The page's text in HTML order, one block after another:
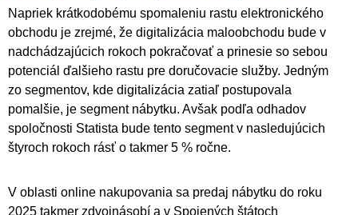
Napriek krátkodobému spomaleniu rastu elektronického
obchodu je zrejmé, že digitalizácia maloobchodu bude v
nadchádzajúcich rokoch pokračovať a prinesie so sebou
potenciál ďalšieho rastu pre doručovacie služby. Jedným
zo segmentov, kde digitalizácia zatiaľ postupovala
pomalšie, je segment nábytku. Avšak podľa odhadov
spoločnosti Statista bude tento segment v nasledujúcich
štyroch rokoch rásť o takmer 5 % ročne.
V oblasti online nakupovania sa predaj nábytku do roku
2025 takmer zdvojnásobí a v Spojených štátoch